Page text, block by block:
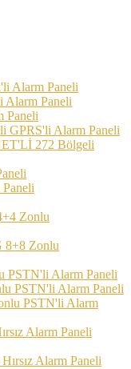
Alarm Paneli
Alarm Paneli
Paneli
GPRS'li Alarm Paneli
272 Bölgeli
Zonlu
8+8 Zonlu
PSTN'li Alarm Paneli
PSTN'li Alarm Paneli
PSTN'li Alarm
Alarm Paneli
Alarm Paneli